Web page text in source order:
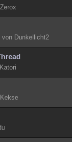
von Dunkellicht2